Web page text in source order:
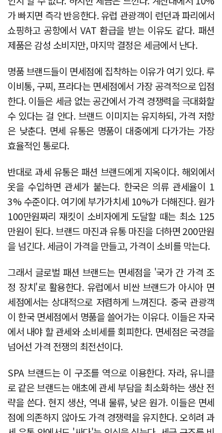
가 빠지면 즉각 반응한다. 유럽 관광객이 런던과 파리에서
쇼핑하고 공항에서 VAT 환급을 받는 이유도 같다. 패션
제품은 감성 소비지만, 마지막 결정은 세금에서 난다.
명품 브랜드들이 면세점에 집착하는 이유가 여기 있다. 루
이비통, 구찌, 프라다는 면세점에서 가장 공격적으로 입점
한다. 이들은 세금 없는 공간에서 가격 경쟁력을 극대화할
수 있다는 걸 안다. 브랜드 이미지는 유지하되, 가격 저항
은 낮춘다. 면세 유통은 명품이 대중에게 다가가는 가장
효율적인 통로다.
반대로 과세 유통은 패션 브랜드에게 지옥이다. 해외에서
옷을 수입하면 관세가 붙는다. 한국은 의류 관세율이 1
3% 수준이다. 여기에 부가가치세 10%가 더해진다. 원가
100만원짜리 재킷이 소비자에게 도달할 때는 최소 125
만원이 된다. 브랜드 마진과 유통 마진을 더하면 200만원
을 넘긴다. 세금이 가격을 만들고, 가격이 소비를 막는다.
그래서 글로벌 패션 브랜드는 면세점을 '국가 간 가격 조
정 장치'로 활용한다. 유럽에서 비싼 브랜드가 아시아 면
세점에서는 상대적으로 저렴하게 느껴진다. 중국 관광객
이 한국 면세점에서 명품을 쓸어가는 이유다. 이들은 자국
에서 내야 할 관세와 소비세를 회피한다. 면세점은 국경을
넘어선 가격 전쟁의 최전선이다.
SPA 브랜드는 이 구조를 역으로 이용한다. 자라, 유니클
로 같은 브랜드는 애초에 관세 부담을 최소화하는 생산 전
략을 쓴다. 현지 생산, 역내 물류, 낮은 원가. 이들은 면세
점에 의존하지 않아도 가격 경쟁력을 유지한다. 오히려 과